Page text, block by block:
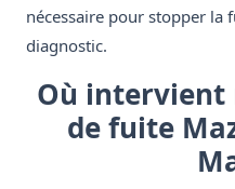
nécessaire pour stopper la
diagnostic.
Où intervient
de fuite